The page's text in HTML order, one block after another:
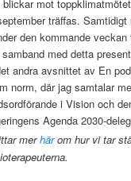
mot
träffas. Samtidigt
den kommande veckan
med detta
andra avsnittet av En
norm, där jag samtalar
i Vision och
Agenda 2030-
merhärom hur vi tar